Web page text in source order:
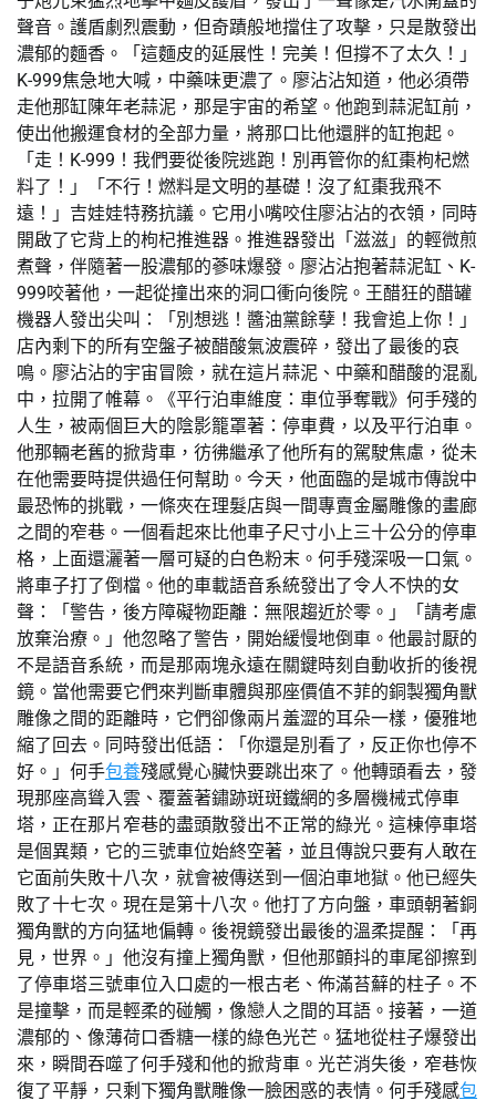
聲音。護盾劇烈震動，但奇蹟般地擋住了攻擊，只是散發出
濃郁的麵香。「這麵皮的延展性！完美！但撐不了太久！」
K-999焦急地大喊，中藥味更濃了。廖沾沾知道，他必須帶
走他那缸陳年老蒜泥，那是宇宙的希望。他跑到蒜泥缸前，
使出他搬運食材的全部力量，將那口比他還胖的缸抱起。
「走！K-999！我們要從後院逃跑！別再管你的紅棗枸杞燃
料了！」「不行！燃料是文明的基礎！沒了紅棗我飛不
遠！」吉娃娃特務抗議。它用小嘴咬住廖沾沾的衣領，同時
開啟了它背上的枸杞推進器。推進器發出「滋滋」的輕微煎
煮聲，伴隨著一股濃郁的蔘味爆發。廖沾沾抱著蒜泥缸、K-
999咬著他，一起從撞出來的洞口衝向後院。王醋狂的醋罐
機器人發出尖叫：「別想逃！醬油黨餘孽！我會追上你！」
店內剩下的所有空盤子被醋酸氣波震碎，發出了最後的哀
鳴。廖沾沾的宇宙冒險，就在這片蒜泥、中藥和醋酸的混亂
中，拉開了帷幕。《平行泊車維度：車位爭奪戰》何手殘的
人生，被兩個巨大的陰影籠罩著：停車費，以及平行泊車。
他那輛老舊的掀背車，彷彿繼承了他所有的駕駛焦慮，從未
在他需要時提供過任何幫助。今天，他面臨的是城市傳說中
最恐怖的挑戰，一條夾在理髮店與一間專賣金屬雕像的畫廊
之間的窄巷。一個看起來比他車子尺寸小上三十公分的停車
格，上面還灑著一層可疑的白色粉末。何手殘深吸一口氣。
將車子打了倒檔。他的車載語音系統發出了令人不快的女
聲：「警告，後方障礙物距離：無限趨近於零。」「請考慮
放棄治療。」他忽略了警告，開始緩慢地倒車。他最討厭的
不是語音系統，而是那兩塊永遠在關鍵時刻自動收折的後視
鏡。當他需要它們來判斷車體與那座價值不菲的銅製獨角獸
雕像之間的距離時，它們卻像兩片羞澀的耳朵一樣，優雅地
縮了回去。同時發出低語：「你還是別看了，反正你也停不
好。」何手包養殘感覺心臟快要跳出來了。他轉頭看去，發
現那座高聳入雲、覆蓋著鏽跡斑斑鐵網的多層機械式停車
塔，正在那片窄巷的盡頭散發出不正常的綠光。這棟停車塔
是個異類，它的三號車位始終空著，並且傳說只要有人敢在
它面前失敗十八次，就會被傳送到一個泊車地獄。他已經失
敗了十七次。現在是第十八次。他打了方向盤，車頭朝著銅
獨角獸的方向猛地偏轉。後視鏡發出最後的溫柔提醒：「再
見，世界。」他沒有撞上獨角獸，但他那顫抖的車尾卻擦到
了停車塔三號車位入口處的一根古老、佈滿苔蘚的柱子。不
是撞擊，而是輕柔的碰觸，像戀人之間的耳語。接著，一道
濃郁的、像薄荷口香糖一樣的綠色光芒。猛地從柱子爆發出
來，瞬間吞噬了何手殘和他的掀背車。光芒消失後，窄巷恢
復了平靜，只剩下獨角獸雕像一臉困惑的表情。何手殘感包